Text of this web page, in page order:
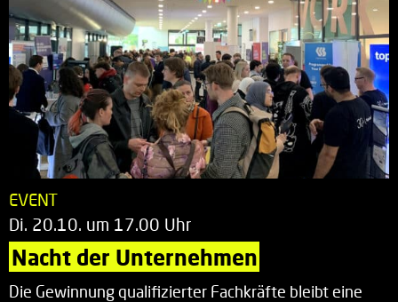
EVENT
Di. 20.10. um 17.00 Uhr
Nacht der Unternehmen
Die Gewinnung qualifizierter Fachkräfte bleibt eine